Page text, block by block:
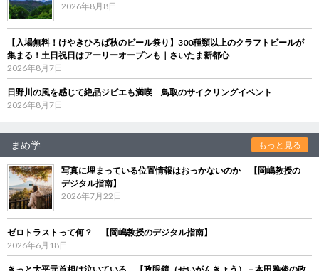
2026年8月8日
【入場無料！けやきひろば秋のビール祭り】300種類以上のクラフトビールが
集まる！土日祝日はアーリーオープンも｜さいたま新都心
2026年8月7日
日野川の風を感じて絶品ジビエも満喫 鳥取のサイクリングイベント
2026年8月7日
まめ学 もっと見る
写真に埋まっている位置情報はおっかないのか 【岡嶋教授の
デジタル指南】
2026年7月22日
ゼロトラストって何？ 【岡嶋教授のデジタル指南】
2026年6月18日